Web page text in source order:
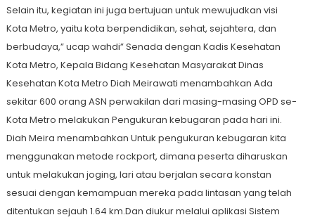
Selain itu, kegiatan ini juga bertujuan untuk mewujudkan visi
Kota Metro, yaitu kota berpendidikan, sehat, sejahtera, dan
berbudaya,” ucap wahdi” Senada dengan Kadis Kesehatan
Kota Metro, Kepala Bidang Kesehatan Masyarakat Dinas
Kesehatan Kota Metro Diah Meirawati menambahkan Ada
sekitar 600 orang ASN perwakilan dari masing-masing OPD se-
Kota Metro melakukan Pengukuran kebugaran pada hari ini.
Diah Meira menambahkan Untuk pengukuran kebugaran kita
menggunakan metode rockport, dimana peserta diharuskan
untuk melakukan joging, lari atau berjalan secara konstan
sesuai dengan kemampuan mereka pada lintasan yang telah
ditentukan sejauh 1.64 km.Dan diukur melalui aplikasi Sistem